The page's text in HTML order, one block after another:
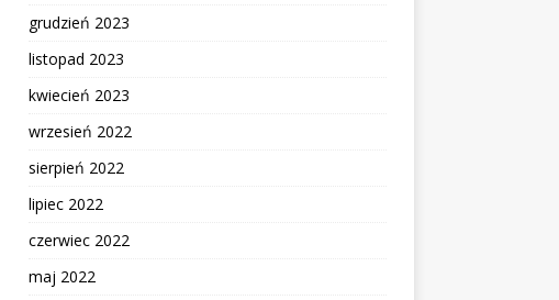
grudzień 2023
listopad 2023
kwiecień 2023
wrzesień 2022
sierpień 2022
lipiec 2022
czerwiec 2022
maj 2022